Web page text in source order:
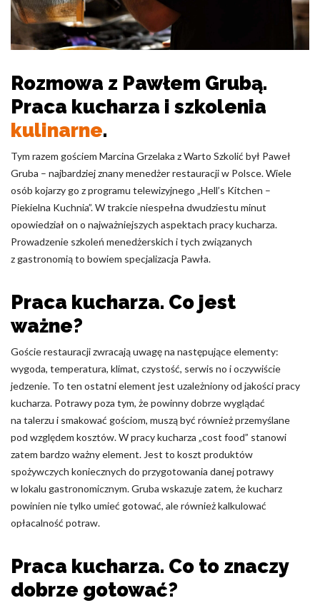
Rozmowa z Pawłem Grubą.
Praca kucharza i szkolenia
kulinarne.
Tym razem gościem Marcina Grzelaka z Warto Szkolić był Paweł
Gruba – najbardziej znany menedżer restauracji w Polsce. Wiele
osób kojarzy go z programu telewizyjnego „Hell’s Kitchen –
Piekielna Kuchnia”. W trakcie niespełna dwudziestu minut
opowiedział on o najważniejszych aspektach pracy kucharza.
Prowadzenie szkoleń menedżerskich i tych związanych
z gastronomią to bowiem specjalizacja Pawła.
Praca kucharza. Co jest
ważne?
Goście restauracji zwracają uwagę na następujące elementy:
wygoda, temperatura, klimat, czystość, serwis no i oczywiście
jedzenie. To ten ostatni element jest uzależniony od jakości pracy
kucharza. Potrawy poza tym, że powinny dobrze wyglądać
na talerzu i smakować gościom, muszą być również przemyślane
pod względem kosztów. W pracy kucharza „cost food” stanowi
zatem bardzo ważny element. Jest to koszt produktów
spożywczych koniecznych do przygotowania danej potrawy
w lokalu gastronomicznym. Gruba wskazuje zatem, że kucharz
powinien nie tylko umieć gotować, ale również kalkulować
opłacalność potraw.
Praca kucharza. Co to znaczy
dobrze gotować?
zapamiętanie informacji, które zmieniają wygląd lub
funkcjonowanie strony, np. preferowany język lub region, w
którym znajduje się użytkownik.
Statystyka
Statystyczne pliki cookie pomagają właścicielem stron
internetowych zrozumieć, w jaki sposób różni użytkownicy
zachowują się na stronie, gromadząc i zgłaszając anonimowe
informacje.
Marketing
Marketingowe pliki cookie stosowane są w celu śledzenia
użytkowników na stronach internetowych. Celem jest
wyświetlanie reklam, które są istotne i interesujące dla
poszczególnych użytkowników i tym samym bardziej cenne dla
Nieklasyfikowane
klasyfikowania, wraz z dostawcami poszczególnych ciasteczek.
Odrzuć
Zapisz moje preferencje
Akceptuj wszystko